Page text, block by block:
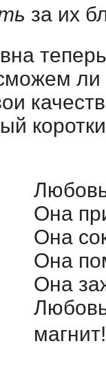
за их
Она
Она
Она
Она
магнит!